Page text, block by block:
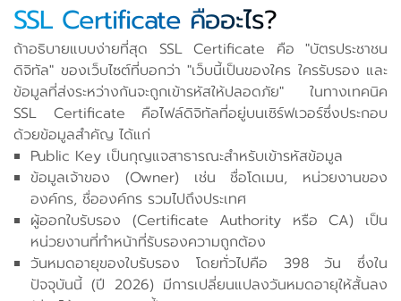
SSL Certificate คืออะไร?
ถ้าอธิบายแบบง่ายที่สุด SSL Certificate คือ "บัตรประชาชน
ดิจิทัล" ของเว็บไซต์ที่บอกว่า "เว็บนี้เป็นของใคร ใครรับรอง และ
ข้อมูลที่ส่งระหว่างกันจะถูกเข้ารหัสให้ปลอดภัย" ในทางเทคนิค
SSL Certificate คือไฟล์ดิจิทัลที่อยู่บนเซิร์ฟเวอร์ซึ่งประกอบ
ด้วยข้อมูลสำคัญ ได้แก่
Public Key เป็นกุญแจสาธารณะสำหรับเข้ารหัสข้อมูล
ข้อมูลเจ้าของ (Owner) เช่น ชื่อโดเมน, หน่วยงานของ
องค์กร, ชื่อองค์กร รวมไปถึงประเทศ
ผู้ออกใบรับรอง (Certificate Authority หรือ CA) เป็น
หน่วยงานที่ทำหน้าที่รับรองความถูกต้อง
วันหมดอายุของใบรับรอง โดยทั่วไปคือ 398 วัน ซึ่งใน
ปัจจุบันนี้ (ปี 2026) มีการเปลี่ยนแปลงวันหมดอายุให้สั้นลง